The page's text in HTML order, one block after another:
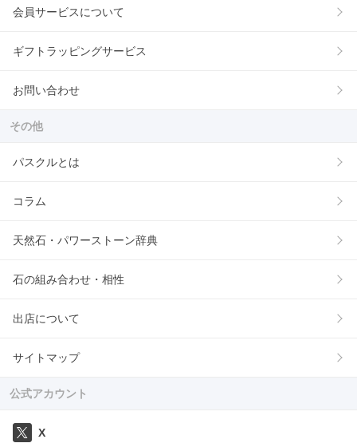
会員サービスについて
ギフトラッピングサービス
お問い合わせ
その他
パスクルとは
コラム
天然石・パワーストーン辞典
石の組み合わせ・相性
出店について
サイトマップ
公式アカウント
X